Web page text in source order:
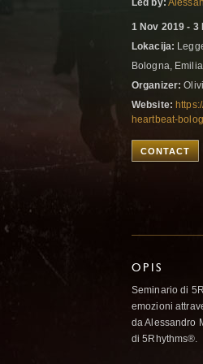
Led by:
1 Nov 2019 - 3
Lokacija:
Bologna,
Organizer:
Website:
heartbeat-
CONTACT
OPIS
Seminario di
emozioni
da Alessandro
di 5Rhythms®.